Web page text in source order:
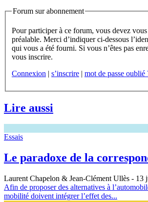
Forum sur abonnement
Pour participer à ce forum, vous devez vous enregistrer au
préalable. Merci d’indiquer ci-dessous l’identifiant personnel
qui vous a été fourni. Si vous n’êtes pas enregistré, vous devez
vous inscrire.
Connexion | s’inscrire | mot de passe oublié
Lire aussi
Essais
Le paradoxe de la
Laurent Chapelon & Jean-Clément Ullès - 13
Afin de proposer des alternatives à
mobilité doivent intégrer l’effet des...